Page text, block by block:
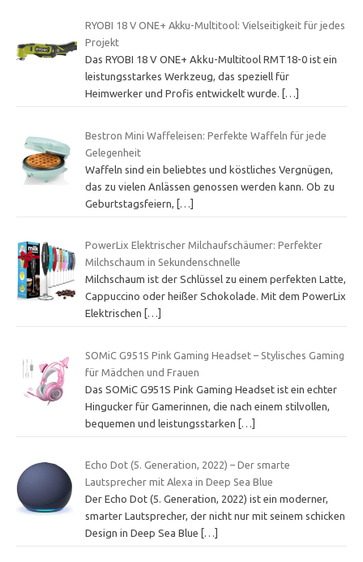
RYOBI 18 V ONE+ Akku-Multitool: Vielseitigkeit für jedes
Projekt
Das RYOBI 18 V ONE+ Akku-Multitool RMT18-0 ist ein
leistungsstarkes Werkzeug, das speziell für
Heimwerker und Profis entwickelt wurde.
[…]
Bestron Mini Waffeleisen: Perfekte Waffeln für jede
Gelegenheit
Waffeln sind ein beliebtes und köstliches Vergnügen,
das zu vielen Anlässen genossen werden kann. Ob zu
Geburtstagsfeiern,
[…]
PowerLix Elektrischer Milchaufschäumer: Perfekter
Milchschaum in Sekundenschnelle
Milchschaum ist der Schlüssel zu einem perfekten Latte,
Cappuccino oder heißer Schokolade. Mit dem PowerLix
Elektrischen
[…]
SOMiC G951S Pink Gaming Headset – Stylisches Gaming
für Mädchen und Frauen
Das SOMiC G951S Pink Gaming Headset ist ein echter
Hingucker für Gamerinnen, die nach einem stilvollen,
bequemen und leistungsstarken […]
Echo Dot (5. Generation, 2022) – Der smarte
Lautsprecher mit Alexa in Deep Sea Blue
Der Echo Dot (5. Generation, 2022) ist ein moderner,
smarter Lautsprecher, der nicht nur mit seinem schicken
Design in Deep Sea Blue
[…]